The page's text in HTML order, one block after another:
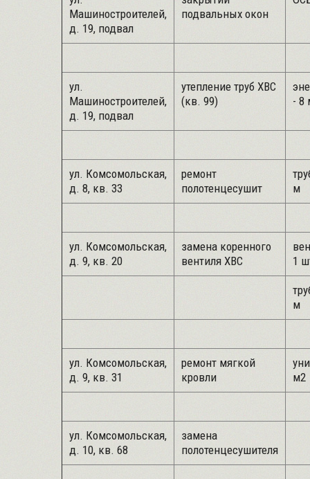
Машиностроителей,
д. 19, подвал
подвальных окон
ул.
Машиностроителей,
д. 19, подвал
утепление труб ХВС
(кв. 99)
- 8
ул. Комсомольская,
д. 8, кв. 33
ремонт
полотенцесушит
м
ул. Комсомольская,
д. 9, кв. 20
замена коренного
вентиля ХВС
1
м
ул. Комсомольская,
д. 9, кв. 31
ремонт мягкой
кровли
м2
ул. Комсомольская,
д. 10, кв. 68
замена
полотенцесушителя